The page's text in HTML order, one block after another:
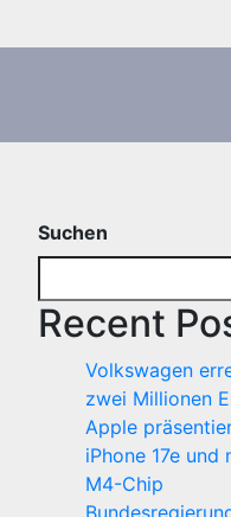
Suchen
Recent
Volkswagen
zwei Millionen
Apple
iPhone 17e und
M4-Chip